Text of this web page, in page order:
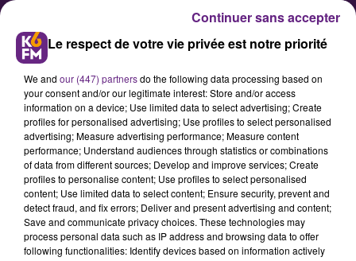
Forum des Associations 2017
Le samedi 2 septembre 2017 de
14h00 à 18h00 aura lieu le
traditionnel FORUM DES
Le respect de votre vie privée est notre priorité
We and our (447) partnersdo the following data processing based on
your consent and/or our legitimate interest: Store and/or access
information on a device; Use limited data to select advertising; Create
profiles for personalised advertising; Use profiles to select personalised
advertising; Measure advertising performance; Measure content
performance; Understand audiences through statistics or combinations
of data from different sources; Develop and improve services; Create
profiles to personalise content; Use profiles to select personalised
content; Use limited data to select content; Ensure security, prevent and
detect fraud, and fix errors; Deliver and present advertising and content;
Save and communicate privacy choices. These technologies may
process personal data such as IP address and browsing data to offer
following functionalities: Identify devices based on information actively
Continuer sans accepter